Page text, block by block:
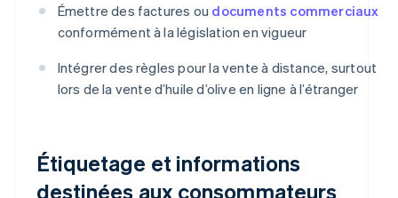
Émettre des factures ou documents commerciaux
conformément à la législation en vigueur
Intégrer des règles pour la vente à distance, surtout
lors de la vente d’huile d’olive en ligne à l’étranger
Étiquetage et informations
destinées aux consommateurs